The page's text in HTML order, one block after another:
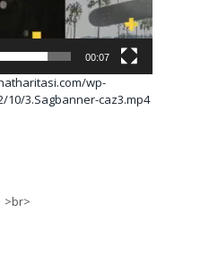
00:07
wp-
3.Sagbanner-caz3.mp4
>br>